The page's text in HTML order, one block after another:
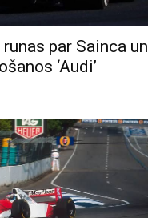
par Sainca un
‘Audi’